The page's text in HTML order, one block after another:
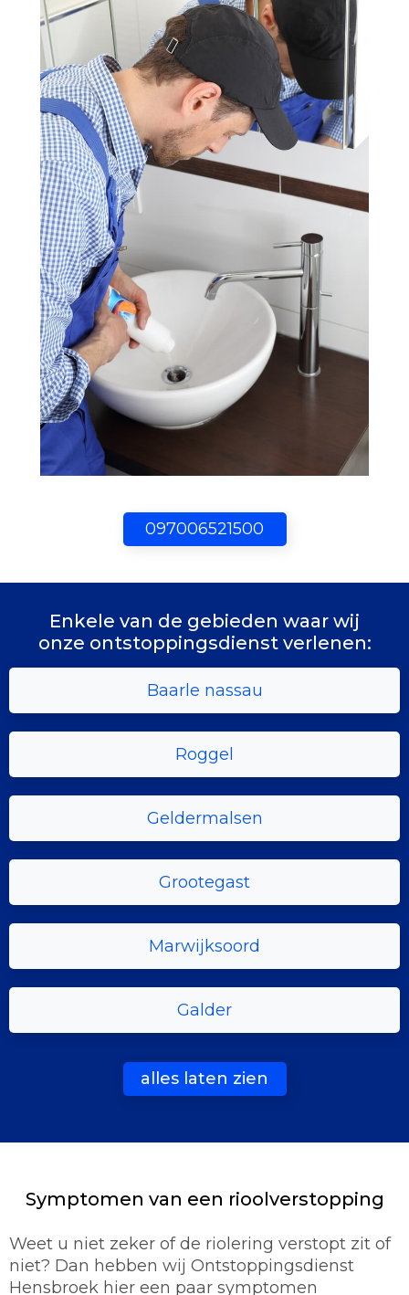
097006521500
Enkele van de gebieden waar wij
onze ontstoppingsdienst verlenen:
Baarle nassau
Roggel
Geldermalsen
Grootegast
Marwijksoord
Galder
alles laten zien
Symptomen van een rioolverstopping
Weet u niet zeker of de riolering verstopt zit of
niet? Dan hebben wij Ontstoppingsdienst
Hensbroek hier een paar symptomen